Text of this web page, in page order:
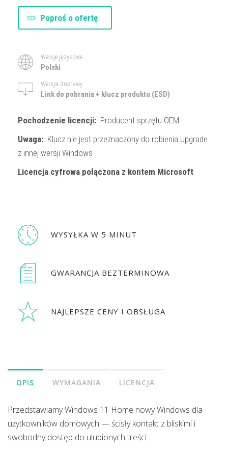
Poproś o ofertę
Wersje językowe
Polski
Wersja dostawy
Link do pobrania + klucz produktu (ESD)
Pochodzenie licencji: Producent sprzętu OEM
Uwaga: Klucz nie jest przeznaczony do robienia Upgrade
z innej wersji Windows
Licencja cyfrowa połączona z kontem Microsoft
WYSYŁKA W 5 MINUT
GWARANCJA BEZTERMINOWA
NAJLEPSZE CENY I OBSŁUGA
OPIS WYMAGANIA LICENCJA
Przedstawiamy Windows 11 Home nowy Windows dla
użytkowników domowych — ścisły kontakt z bliskimi i
swobodny dostęp do ulubionych treści.